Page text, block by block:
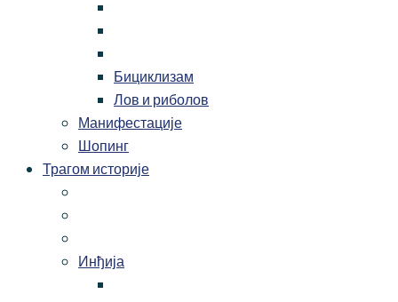
Бициклизам
Лов и риболов
Манифестације
Шопинг
Трагом историје
Инђија